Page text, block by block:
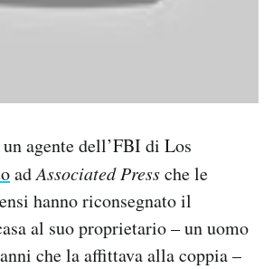
agente dell’FBI di Los
adAssociated Pressche le
hanno riconsegnato il
al suo proprietario – un uomo
che la affittava alla coppia –